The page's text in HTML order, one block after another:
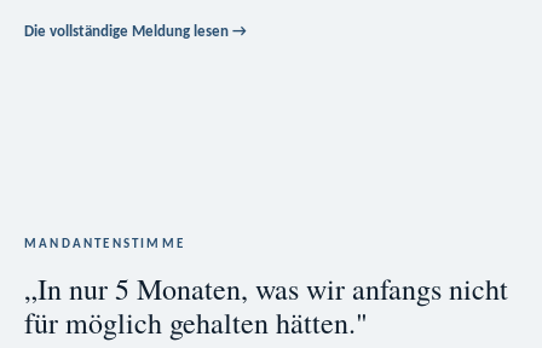
Die vollständige Meldung lesen →
MANDANTENSTIMME
„In nur 5 Monaten, was wir anfangs nicht
für möglich gehalten hätten."